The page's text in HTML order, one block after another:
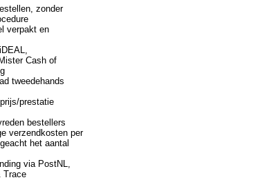
zonder
verpakt en
Cash of
tweedehands
prestatie
bestellers
verzendkosten per
het aantal
via PostNL,
Trace